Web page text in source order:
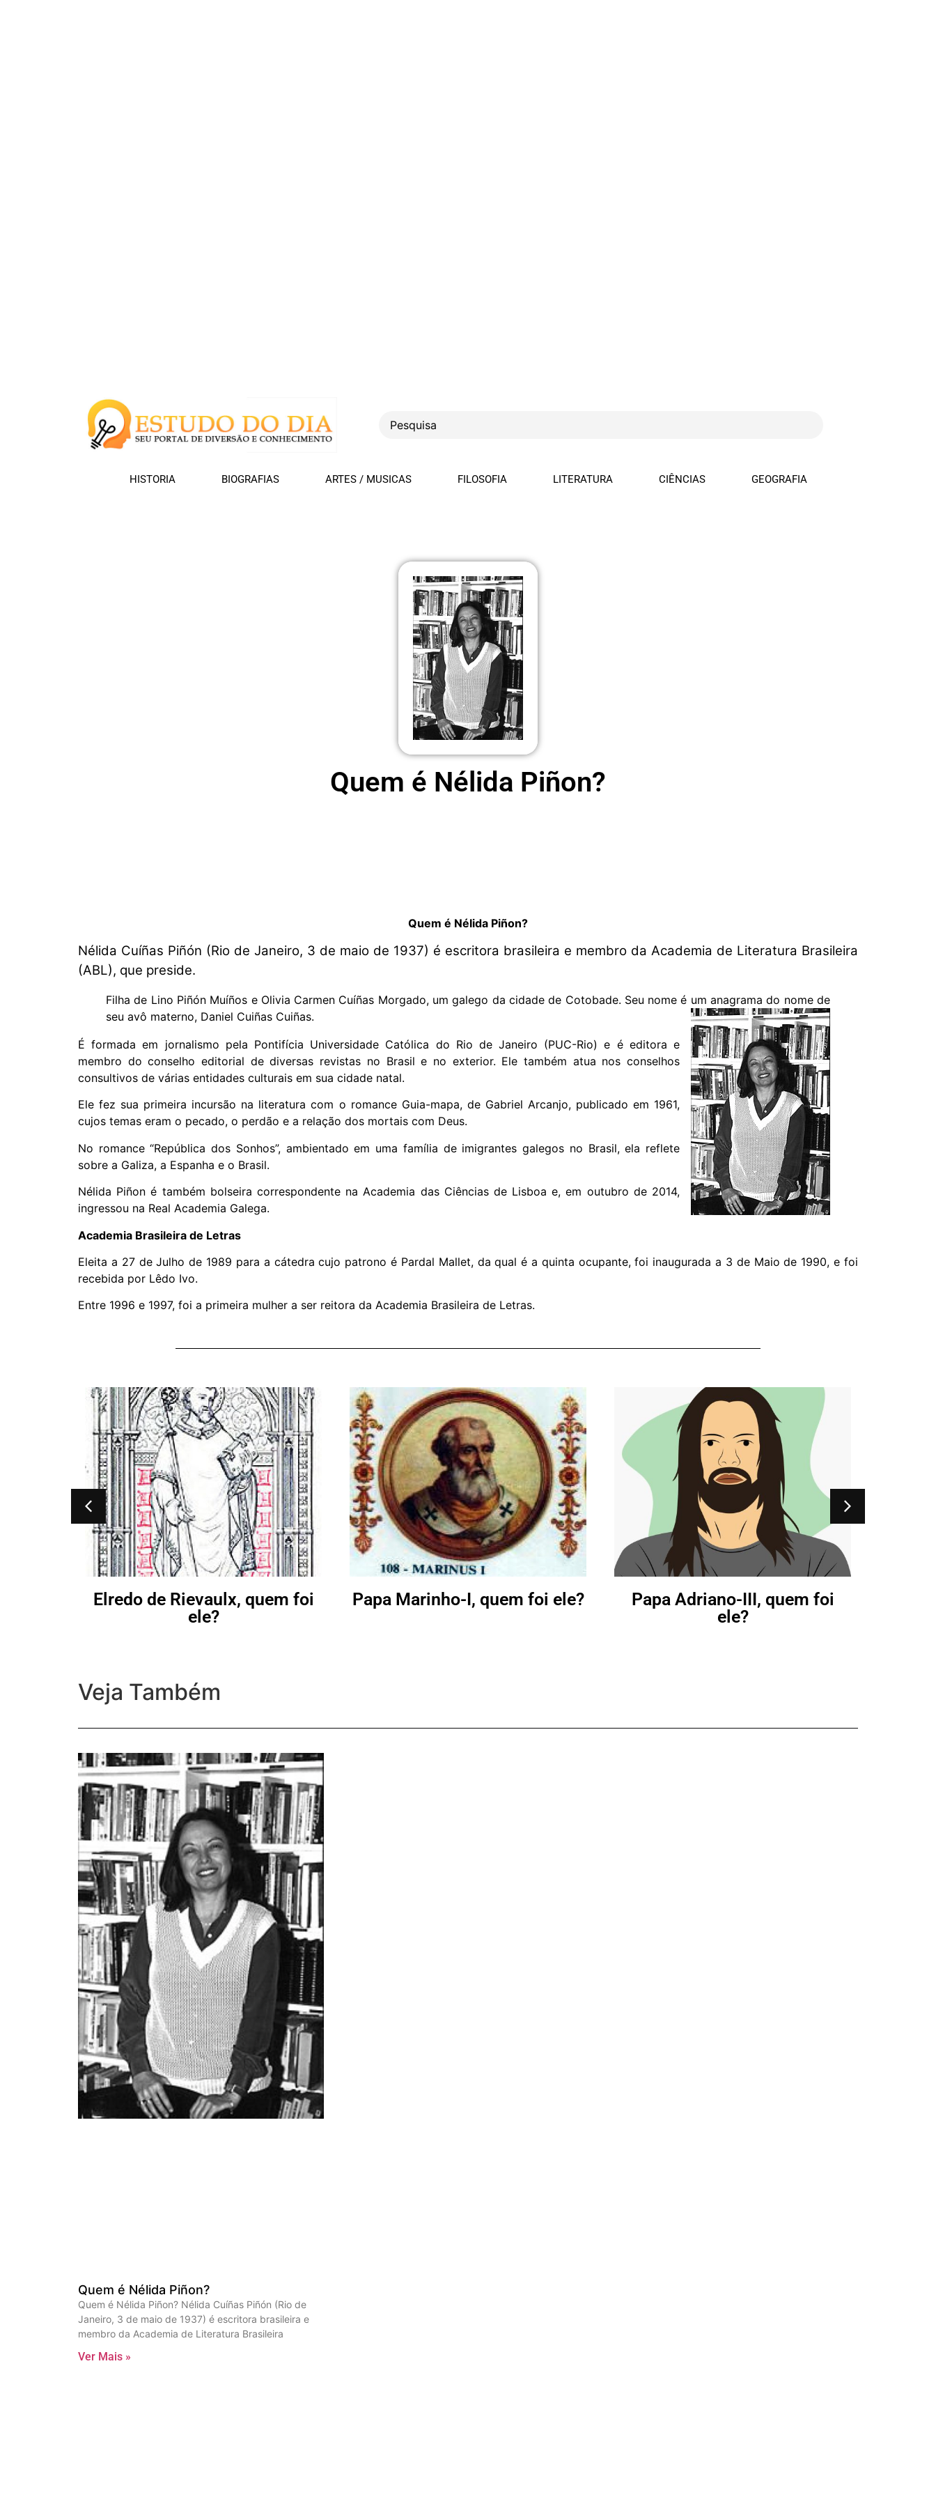
HISTORIA BIOGRAFIAS ARTES / MUSICAS FILOSOFIA LITERATURA CIÊNCIAS GEOGRAFIA
Quem é Nélida Piñon?
Quem é Nélida Piñon?
Nélida Cuíñas Piñón (Rio de Janeiro, 3 de maio de 1937) é escritora brasileira e membro da Academia de Literatura Brasileira
(ABL), que preside.
Filha de Lino Piñón Muíños e Olivia Carmen Cuíñas Morgado, um galego da cidade de Cotobade. Seu nome é um anagrama do nome de
seu avô materno, Daniel Cuiñas Cuiñas.
É formada em jornalismo pela Pontifícia Universidade Católica do Rio de Janeiro (PUC-Rio) e é editora e
membro do conselho editorial de diversas revistas no Brasil e no exterior. Ele também atua nos conselhos
consultivos de várias entidades culturais em sua cidade natal.
Ele fez sua primeira incursão na literatura com o romance Guia-mapa, de Gabriel Arcanjo, publicado em 1961,
cujos temas eram o pecado, o perdão e a relação dos mortais com Deus.
No romance “República dos Sonhos”, ambientado em uma família de imigrantes galegos no Brasil, ela reflete
sobre a Galiza, a Espanha e o Brasil.
Nélida Piñon é também bolseira correspondente na Academia das Ciências de Lisboa e, em outubro de 2014,
ingressou na Real Academia Galega.
Academia Brasileira de Letras
Eleita a 27 de Julho de 1989 para a cátedra cujo patrono é Pardal Mallet, da qual é a quinta ocupante, foi inaugurada a 3 de Maio de 1990, e foi
recebida por Lêdo Ivo.
Entre 1996 e 1997, foi a primeira mulher a ser reitora da Academia Brasileira de Letras.
Elredo de Rievaulx, quem foi
ele?
Papa Marinho-I, quem foi ele?
Papa Adriano-III, quem foi
ele?
Veja Também
Quem é Nélida Piñon?
Quem é Nélida Piñon? Nélida Cuíñas Piñón (Rio de
Janeiro, 3 de maio de 1937) é escritora brasileira e
membro da Academia de Literatura Brasileira
Ver Mais »